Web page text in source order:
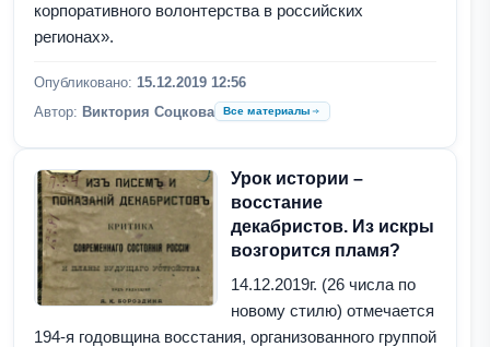
корпоративного волонтерства в российских
регионах».
Опубликовано: 15.12.2019 12:56
Автор: Виктория Соцкова Все материалы
Урок истории –
восстание
декабристов. Из искры
возгорится пламя?
14.12.2019г. (26 числа по
новому стилю) отмечается
194-я годовщина восстания, организованного группой